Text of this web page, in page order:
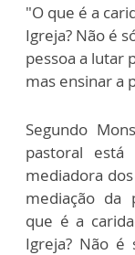
"O que é a
Igreja? Não é
pessoa a lutar
mas ensinar a
Segundo
pastoral
mediadora
mediação da
que é a
Igreja? Não